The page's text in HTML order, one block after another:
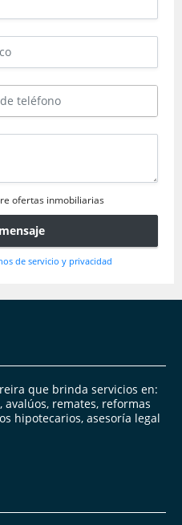
ofertas inmobiliarias
de servicio y privacidad
que brinda servicios en:
avalúos, remates, reformas
hipotecarios, asesoría legal